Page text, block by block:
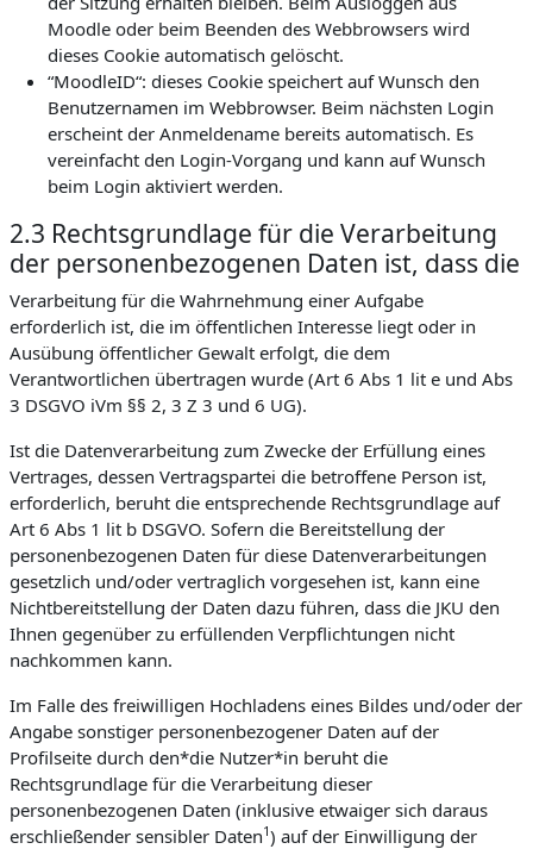
Moodle oder beim Beenden des Webbrowsers wird
dieses Cookie automatisch gelöscht.
“MoodleID“: dieses Cookie speichert auf Wunsch den
Benutzernamen im Webbrowser. Beim nächsten Login
erscheint der Anmeldename bereits automatisch. Es
vereinfacht den Login-Vorgang und kann auf Wunsch
beim Login aktiviert werden.
2.3 Rechtsgrundlage für die Verarbeitung
der personenbezogenen Daten ist, dass die
Verarbeitung für die Wahrnehmung einer Aufgabe
erforderlich ist, die im öffentlichen Interesse liegt oder in
Ausübung öffentlicher Gewalt erfolgt, die dem
Verantwortlichen übertragen wurde (Art 6 Abs 1 lit e und Abs
3 DSGVO iVm §§ 2, 3 Z 3 und 6 UG).
Ist die Datenverarbeitung zum Zwecke der Erfüllung eines
Vertrages, dessen Vertragspartei die betroffene Person ist,
erforderlich, beruht die entsprechende Rechtsgrundlage auf
Art 6 Abs 1 lit b DSGVO. Sofern die Bereitstellung der
personenbezogenen Daten für diese Datenverarbeitungen
gesetzlich und/oder vertraglich vorgesehen ist, kann eine
Nichtbereitstellung der Daten dazu führen, dass die JKU den
Ihnen gegenüber zu erfüllenden Verpflichtungen nicht
nachkommen kann.
Im Falle des freiwilligen Hochladens eines Bildes und/oder der
Angabe sonstiger personenbezogener Daten auf der
Profilseite durch den*die Nutzer*in beruht die
Rechtsgrundlage für die Verarbeitung dieser
personenbezogenen Daten (inklusive etwaiger sich daraus
erschließender sensibler Daten1) auf der Einwilligung der